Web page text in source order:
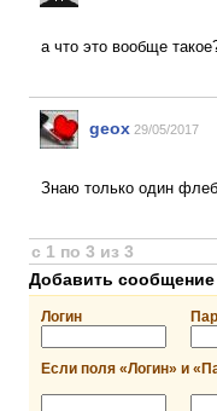
а что это вообще
geox 29/05/2017
Знаю только один
с 1 по 3 из 3
Добавить сообщение
Логин
Если поля «Логин» и